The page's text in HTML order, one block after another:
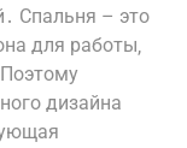
Спальня – это
для работы‚
дизайна